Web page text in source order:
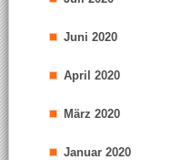
Juni 2020
April 2020
März 2020
Januar 2020